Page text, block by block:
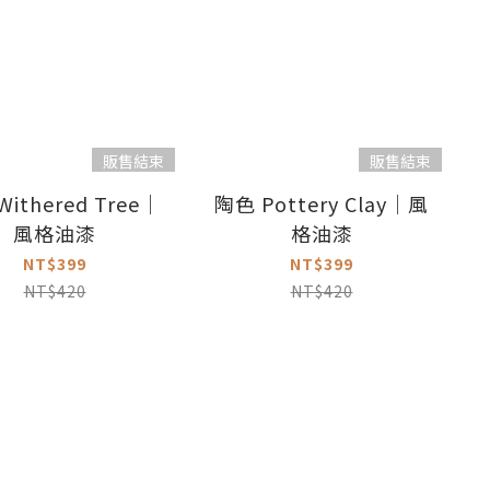
販售結束
Tree｜
風格油漆
NT$399
NT$420
販售結束
陶色 Pottery Clay｜風
格油漆
NT$399
NT$420